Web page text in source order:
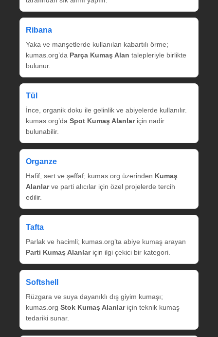
Ribana
Yaka ve manşetlerde kullanılan kabartılı örme;
kumas.org’da Parça Kumaş Alan talepleriyle birlikte
bulunur.
Tül
İnce, organik doku ile gelinlik ve abiyelerde kullanılır.
kumas.org’da Spot Kumaş Alanlariçin nadir
bulunabilir.
Organze
Hafif, sert ve şeffaf; kumas.org üzerinden Kumaş
Alanlarve parti alıcılar için özel projelerde tercih
edilir.
Tafta
Parlak ve hacimli; kumas.org’ta abiye kumaş arayan
Parti Kumaş Alanlariçin ilgi çekici bir kategori.
Softshell
Rüzgara ve suya dayanıklı dış giyim kumaşı;
kumas.org Stok Kumaş Alanlariçin teknik kumaş
tedariki sunar.